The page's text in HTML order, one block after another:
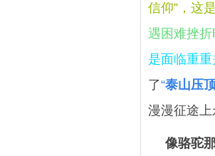
信仰”，这
遇困难挫
是面临重
了“泰山压
漫漫征途上
像骆驼